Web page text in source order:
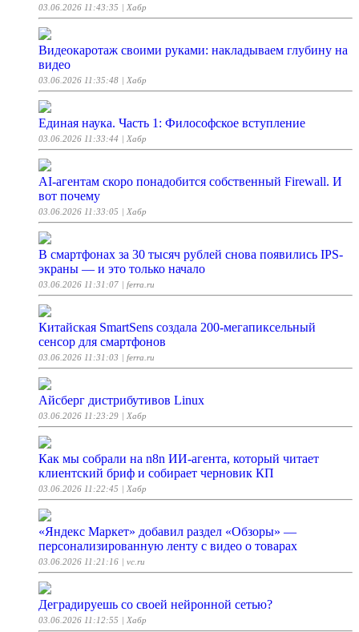
03.06.2026 11:43:35 | Хабр
Видеокаротаж своими руками: накладываем глубину на
видео
03.06.2026 11:35:48 | Хабр
Единая наука. Часть 1: Философское вступление
03.06.2026 11:33:44 | Хабр
AI-агентам скоро понадобится собственный Firewall. И
вот почему
03.06.2026 11:33:05 | Хабр
В смартфонах за 30 тысяч рублей снова появились IPS-
экраны — и это только начало
03.06.2026 11:31:07 | ferra.ru
Китайская SmartSens создала 200-мегапиксельный
сенсор для смартфонов
03.06.2026 11:31:03 | ferra.ru
Айсберг дистрибутивов Linux
03.06.2026 11:23:29 | Хабр
Как мы собрали на n8n ИИ-агента, который читает
клиентский бриф и собирает черновик КП
03.06.2026 11:22:45 | Хабр
«Яндекс Маркет» добавил раздел «Обзоры» —
персонализированную ленту с видео о товарах
03.06.2026 11:21:16 | vc.ru
Деградируешь со своей нейронной сетью?
03.06.2026 11:12:55 | Хабр